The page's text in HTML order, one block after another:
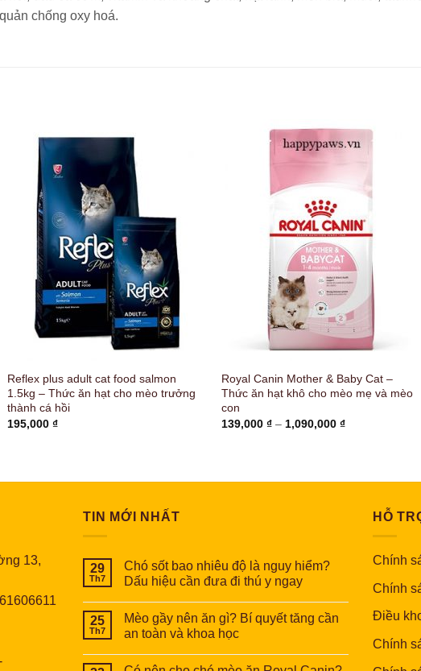
chống oxy hoá.
Reflex plus adult cat food salmon
1.5kg – Thức ăn hạt cho mèo trưởng
thành cá hồi
195,000₫
Royal Canin Mother & Baby Cat –
Thức ăn hạt khô cho mèo mẹ và mèo
con
139,000₫ – 1,090,000₫Khoảng
1,090,000 ₫
13,
TIN MỚI NHẤT
29
Th7
Chó sốt bao nhiêu độ là nguy hiểm?
Dấu hiệu cần đưa đi thú y ngay
25
Th7
Mèo gầy nên ăn gì? Bí quyết tăng cần
an toàn và khoa học
HỖ
Chính
Chính
Điều
Chính